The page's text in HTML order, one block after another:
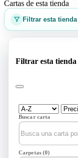
Cartas de esta tienda
Filtrar esta tienda
Filtrar esta tienda
Buscar carta
Carpetas (0)